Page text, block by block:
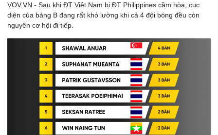
Ô tô - Xe máy
Ô tô
VOV.VN - Sau khi ĐT Việt Nam bị ĐT Philippines cầm hòa, cục
diện của bảng B đang rất khó lường khi cả 4 đội bóng đều còn
nguyên cơ hội đi tiếp.